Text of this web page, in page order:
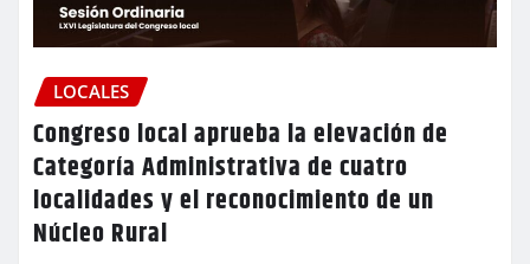
LOCALES
Congreso local aprueba la elevación de
Categoría Administrativa de cuatro
localidades y el reconocimiento de un
Núcleo Rural